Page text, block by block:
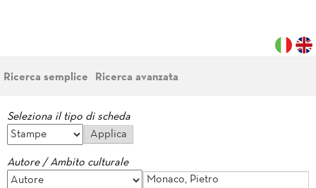
Ricerca semplice Ricerca avanzata
Seleziona il tipo di scheda
Autore / Ambito culturale